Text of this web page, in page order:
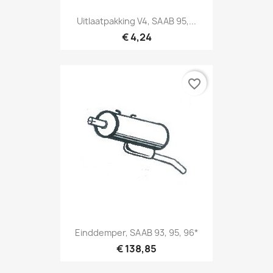
Uitlaatpakking V4, SAAB 95,...
€ 4,24
Einddemper, SAAB 93, 95, 96*
€ 138,85
favorite_border